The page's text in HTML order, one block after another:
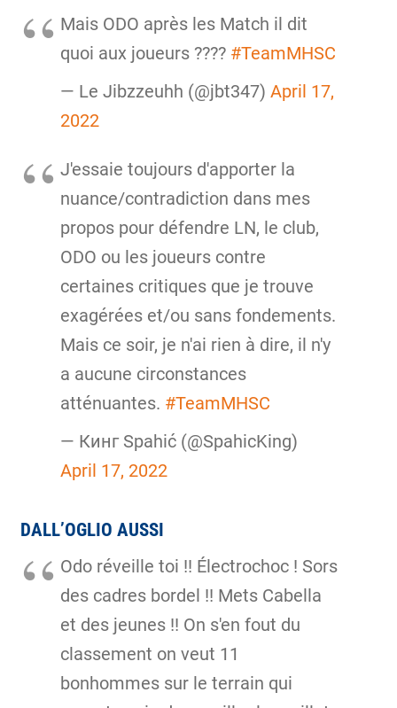
Mais ODO après les Match il dit
quoi aux joueurs ???? #TeamMHSC
— Le Jibzzeuhh (@jbt347) April 17,
2022
J'essaie toujours d'apporter la
nuance/contradiction dans mes
propos pour défendre LN, le club,
ODO ou les joueurs contre
certaines critiques que je trouve
exagérées et/ou sans fondements.
Mais ce soir, je n'ai rien à dire, il n'y
a aucune circonstances
atténuantes. #TeamMHSC
— Кинг Spahić (@SpahicKing)
April 17, 2022
DALL’OGLIO AUSSI
Odo réveille toi !! Électrochoc ! Sors
des cadres bordel !! Mets Cabella
et des jeunes !! On s'en fout du
classement on veut 11
bonhommes sur le terrain qui